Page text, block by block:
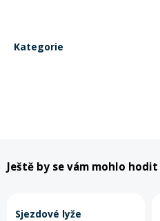
Kategorie
Ještě by se vám mohlo hodit
Sjezdové lyže